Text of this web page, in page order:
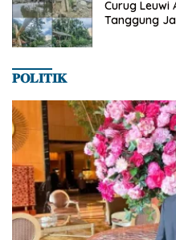
Curug Leuwi
Tanggung
𝐏𝐎𝐋𝐈𝐓𝐈𝐊